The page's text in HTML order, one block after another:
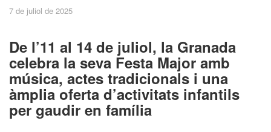
7 de juliol de 2025
De l’11 al 14 de juliol, la Granada
celebra la seva Festa Major amb
música, actes tradicionals i una
àmplia oferta d’activitats infantils
per gaudir en família